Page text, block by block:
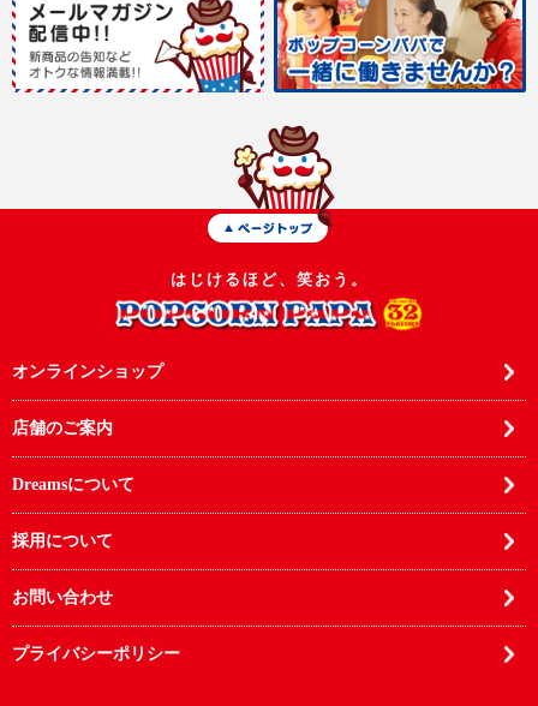
はじけるほど、笑おう。
オンラインショップ
店舗のご案内
Dreamsについて
採用について
お問い合わせ
プライバシーポリシー